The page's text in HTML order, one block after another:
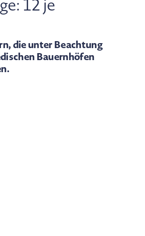
12 je
die unter Beachtung
Bauernhöfen